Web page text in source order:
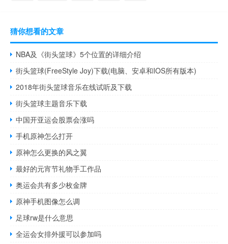
猜你想看的文章
NBA及《街头篮球》5个位置的详细介绍
街头篮球(FreeStyle Joy)下载(电脑、安卓和IOS所有版本)
2018年街头篮球音乐在线试听及下载
街头篮球主题音乐下载
中国开亚运会股票会涨吗
手机原神怎么打开
原神怎么更换的风之翼
最好的元宵节礼物手工作品
奥运会共有多少枚金牌
原神手机图像怎么调
足球rw是什么意思
全运会女排外援可以参加吗